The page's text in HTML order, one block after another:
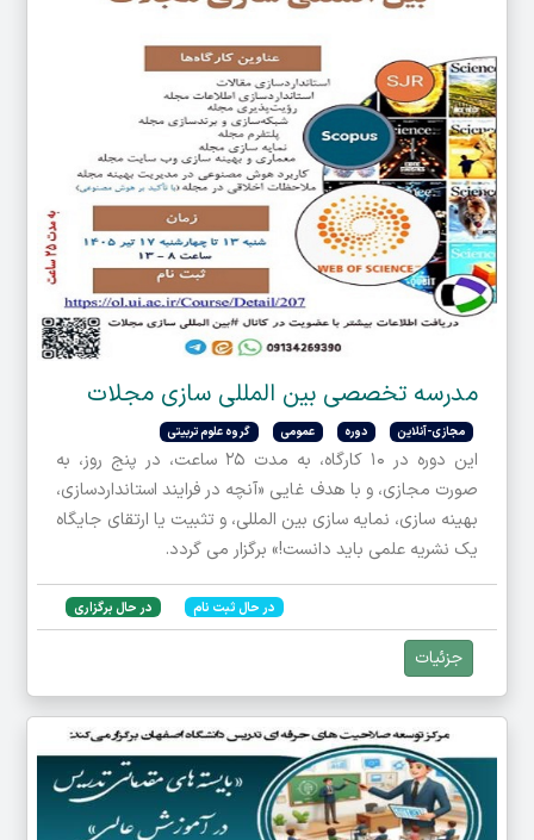
مدرسه تخصصی بین المللی سازی مجلات
مجازی-آنلاین دوره عمومی گروه علوم تربیتی
این دوره در ۱۰ کارگاه، به مدت ۲۵ ساعت، در پنج روز، به
صورت مجازی، و با هدف غایی «آنچه در فرایند استانداردسازی،
بهینه سازی، نمایه سازی بین المللی، و تثبیت یا ارتقای جایگاه
یک نشریه علمی باید دانست!» برگزار می گردد.
در حال ثبت نام در حال برگزاری
جزئیات